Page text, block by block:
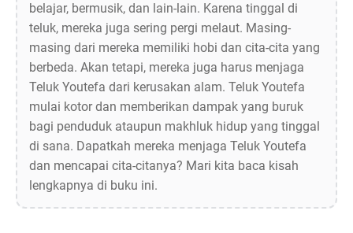
belajar, bermusik, dan lain-lain. Karena tinggal di
teluk, mereka juga sering pergi melaut. Masing-
masing dari mereka memiliki hobi dan cita-cita yang
berbeda. Akan tetapi, mereka juga harus menjaga
Teluk Youtefa dari kerusakan alam. Teluk Youtefa
mulai kotor dan memberikan dampak yang buruk
bagi penduduk ataupun makhluk hidup yang tinggal
di sana. Dapatkah mereka menjaga Teluk Youtefa
dan mencapai cita-citanya? Mari kita baca kisah
lengkapnya di buku ini.